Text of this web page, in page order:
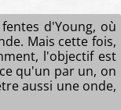
d'Young, où
Mais cette fois,
l'objectif est
qu'un par un, on
aussi une onde,